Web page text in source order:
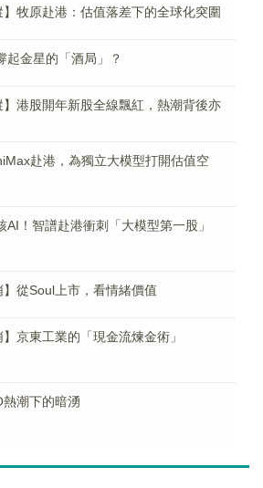
】牧原赴港：估值落差下的全球化突圍
起金星的「酒局」？
】港股開年新股全線飄紅，熱潮背後亦
赴港，為獨立大模型打開估值空
AI！智譜赴港衝刺「大模型第一股」
】從Soul上市，看情緒價值
】京東工業的「現金流煉金術」
潮下的暗湧